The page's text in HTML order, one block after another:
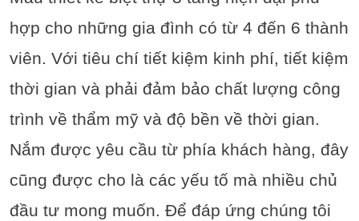
hợp cho những gia đình có từ 4 đến 6 thành
viên. Với tiêu chí tiết kiệm kinh phí, tiết kiệm
thời gian và phải đảm bảo chất lượng công
trình về thẩm mỹ và độ bền về thời gian.
Nắm được yêu cầu từ phía khách hàng, đây
cũng được cho là các yếu tố mà nhiều chủ
đầu tư mong muốn. Để đáp ứng chúng tôi